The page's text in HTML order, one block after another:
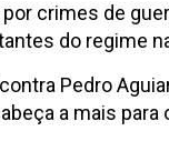
crimes de
do regime
Pedro
a mais para